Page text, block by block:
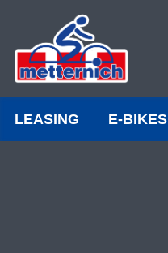
LEASING E-BIKES